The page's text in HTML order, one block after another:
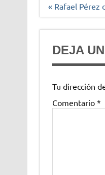
Navegación
« Rafael Pérez
DEJA
Tu dirección
Comentario *